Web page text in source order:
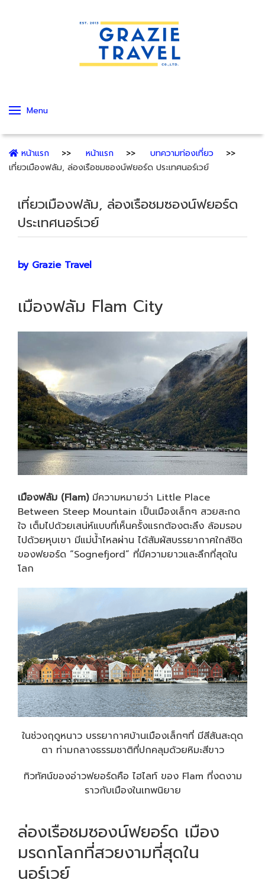
Menu
หน้าแรก หน้าแรก
บทความท่องเที่ยว
เที่ยวเมืองฟลัม, ล่องเรือชมซองน์ฟยอร์ด ประเทศนอร์เวย์
เที่ยวเมืองฟลัม, ล่องเรือชมซองน์ฟยอร์ด
ประเทศนอร์เวย์
by Grazie Travel
เมืองฟลัม Flam City
เมืองฟลัม (Flam)มีความหมายว่า Little Place
Between Steep Mountain เป็นเมืองเล็กๆ สวยสะกด
ใจ เต็มไปด้วยเสน่ห์แบบที่เห็นครั้งแรกต้องตะลึง ล้อมรอบ
ไปด้วยหุบเขา มีแม่น้ำไหลผ่าน ได้สัมผัสบรรยากาศใกล้ชิด
ของฟยอร์ด “Sognefjord” ที่มีความยาวและลึกที่สุดใน
โลก
ในช่วงฤดูหนาว บรรยากาศบ้านเมืองเล็กๆที่ มีสีสันสะดุด
ตา ท่ามกลางธรรมชาติที่ปกคลุมด้วยหิมะสีขาว
ทิวทัศน์ของอ่าวฟยอร์ดคือ ไฮไลท์ ของ Flam ที่งดงาม
ราวกับเมืองในเทพนิยาย
ล่องเรือชมซองน์ฟยอร์ด เมือง
มรดกโลกที่สวยงามที่สุดใน
นอร์เวย์